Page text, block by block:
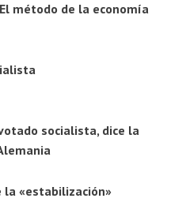
método de la economía
socialista, dice la
la «estabilización»